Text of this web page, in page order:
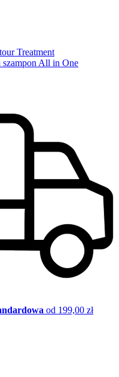
Treatment
szampon All in One
od 199,00 zł